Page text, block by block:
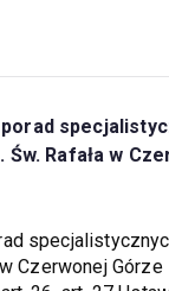
Rafała w
Czerwonej